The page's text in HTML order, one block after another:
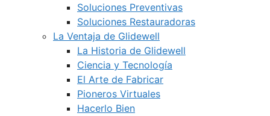
Soluciones Preventivas
Soluciones Restauradoras
La Ventaja de Glidewell
La Historia de Glidewell
Ciencia y Tecnología
El Arte de Fabricar
Pioneros Virtuales
Hacerlo Bien